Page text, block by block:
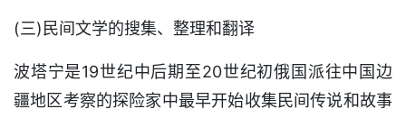
(三)民间文学的搜集、整理和翻译
波塔宁是19世纪中后期至20世纪初俄国派往中国边
疆地区考察的探险家中最早开始收集民间传说和故事